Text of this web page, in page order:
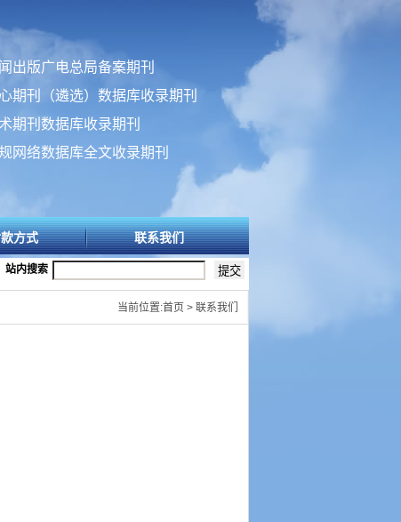
出版广电总局备案期刊
期刊（遴选）数据库收录期刊
期刊数据库收录期刊
网络数据库全文收录期刊
方式 联系我们
站内搜索
当前位置:首页 > 联系我们